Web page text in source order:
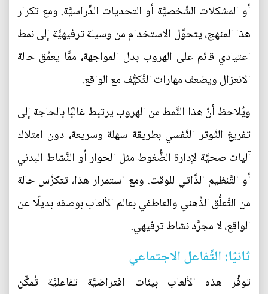
أو المشكلات الشَّخصيَّة أو التحديات الدِّراسيَّة. ومع تكرار
هذا المنهج، يتحوَّل الاستخدام من وسيلة ترفيهيَّة إلى نمط
اعتيادي قائم على الهروب بدل المواجهة، ممَّا يعمِّق حالة
الانعزال ويضعف مهارات التَّكيُّف مع الواقع.
ويُلاحظ أنَّ هذا النَّمط من الهروب يرتبط غالبًا بالحاجة إلى
تفريغ التَّوتر النَّفسي بطريقة سهلة وسريعة، دون امتلاك
آليات صحيَّة لإدارة الضُّغوط مثل الحوار أو النَّشاط البدني
أو التَّنظيم الذَّاتي للوقت. ومع استمرار هذا، تتكرَّس حالة
من التَّعلُّق الذِّهني والعاطفي بعالم الألعاب بوصفه بديلًا عن
الواقع، لا مجرَّد نشاط ترفيهي.
ثانيًا: التَّفاعل الاجتماعي
توفِّر هذه الألعاب بيئات افتراضيَّة تفاعليَّة تُمكِّن